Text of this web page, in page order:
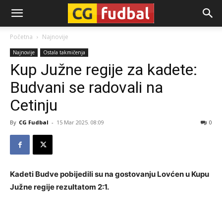
CG-
Fudbal
Početna Najnovije
Najnovije Ostala takmičenja
Kup Južne regije za kadete:
Budvani se radovali na
Cetinju
By CG Fudbal - 15 Mar 2025. 08:09 0
Kadeti Budve pobijedili su na gostovanju Lovćen u Kupu
Južne regije rezultatom 2:1.